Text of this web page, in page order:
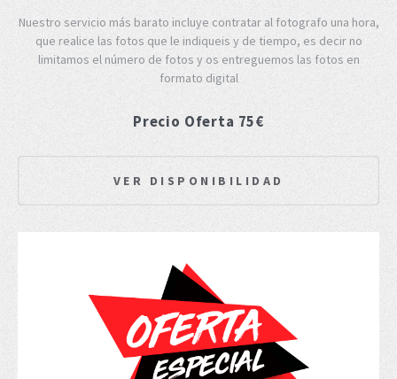
Nuestro servicio más barato incluye contratar al fotografo una hora,
que realice las fotos que le indiqueis y de tiempo, es decir no
limitamos el número de fotos y os entreguemos las fotos en
formato digital
Precio Oferta 75€
VER DISPONIBILIDAD